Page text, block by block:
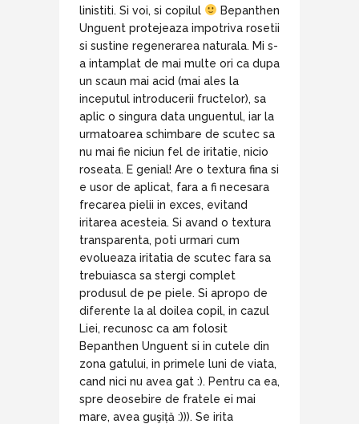
linistiti. Si voi, si copilul
Bepanthen
Unguent protejeaza impotriva rosetii
si sustine regenerarea naturala. Mi s-
a intamplat de mai multe ori ca dupa
un scaun mai acid (mai ales la
inceputul introducerii fructelor), sa
aplic o singura data unguentul, iar la
urmatoarea schimbare de scutec sa
nu mai fie niciun fel de iritatie, nicio
roseata. E genial! Are o textura fina si
e usor de aplicat, fara a fi necesara
frecarea pielii in exces, evitand
iritarea acesteia. Si avand o textura
transparenta, poti urmari cum
evolueaza iritatia de scutec fara sa
trebuiasca sa stergi complet
produsul de pe piele. Si apropo de
diferente la al doilea copil, in cazul
Liei, recunosc ca am folosit
Bepanthen Unguent si in cutele din
zona gatului, in primele luni de viata,
cand nici nu avea gat :). Pentru ca ea,
spre deosebire de fratele ei mai
mare, avea guşiță :))). Se irita